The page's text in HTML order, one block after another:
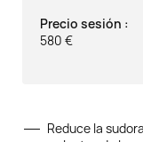
Precio sesión :
580 €
Reduce la